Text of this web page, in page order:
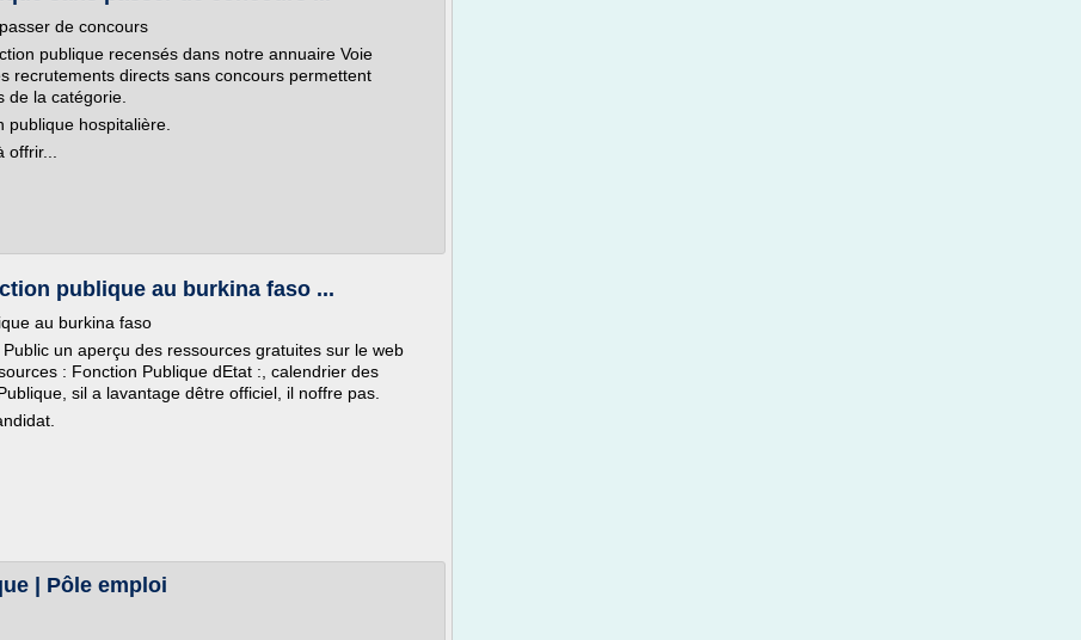
de concours
publique recensés dans notre annuaire Voie
recrutements directs sans concours permettent
de la catégorie.
publique hospitalière.
publique au burkina faso ...
au burkina faso
un aperçu des ressources gratuites sur le web
: Fonction Publique dEtat :, calendrier des
sil a lavantage dêtre officiel, il noffre pas.
| Pôle emploi